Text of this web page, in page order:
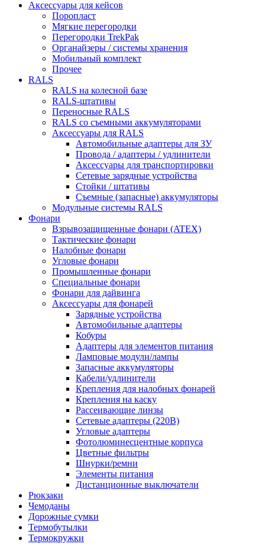
Аксессуары для кейсов
Поропласт
Мягкие перегородки
Перегородки TrekPak
Органайзеры / системы хранения
Мобильный комплект
Прочее
RALS
RALS на колесной базе
RALS-штативы
Переносные RALS
RALS со съемными аккумуляторами
Аксессуары для RALS
Автомобильные адаптеры для ЗУ
Провода / адаптеры / удлинители
Аксессуары для транспортировки
Сетевые зарядные устройства
Стойки / штативы
Съемные (запасные) аккумуляторы
Модульные системы RALS
Фонари
Взрывозащищенные фонари (ATEX)
Тактические фонари
Налобные фонари
Угловые фонари
Промышленные фонари
Специальные фонари
Фонари для дайвинга
Аксессуары для фонарей
Зарядные устройства
Автомобильные адаптеры
Кобуры
Адаптеры для элементов питания
Ламповые модули/лампы
Запасные аккумуляторы
Кабели/удлинители
Крепления для налобных фонарей
Крепления на каску
Рассеивающие линзы
Сетевые адаптеры (220В)
Угловые адаптеры
Фотолюминесцентные корпуса
Цветные фильтры
Шнурки/ремни
Элементы питания
Дистанционные выключатели
Рюкзаки
Чемоданы
Дорожные сумки
Термобутылки
Термокружки